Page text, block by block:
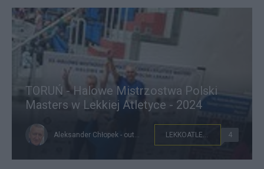
TORUŃ - Halowe Mistrzostwa Polski
Masters w Lekkiej Atletyce - 2024
Aleksander Chłopek - outsider221 LEKKOATLETYKA 4